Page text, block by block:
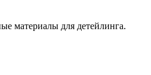
материалы для детейлинга.